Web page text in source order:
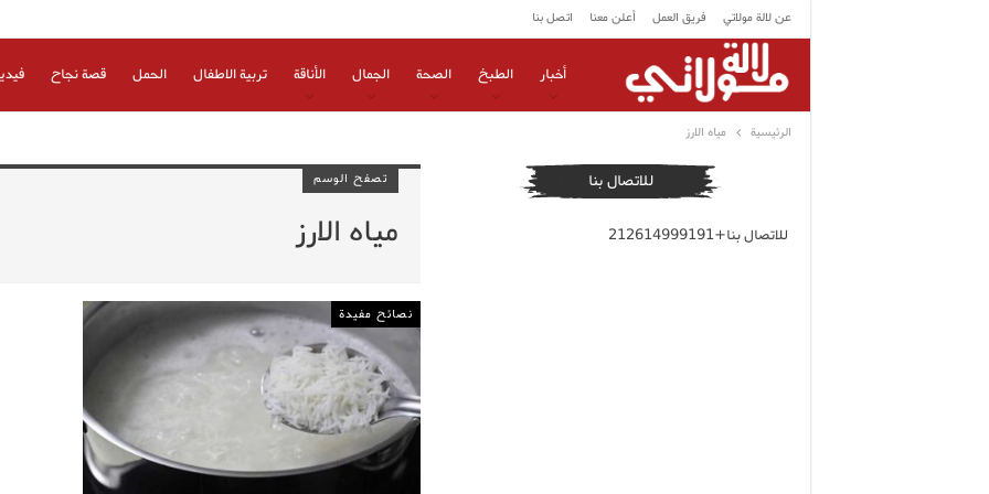
عن لالة مولاتي فريق العمل أعلن معنا اتصل بنا
أخبار الطبخ الصحة الجمال الأناقة تربية الاطفال الحمل قصة نجاح
الرئيسية مياه الارز
تصفح الوسم
مياه الارز
نصائح مفيدة
للاتصال بنا
للاتصال بنا+212614999191